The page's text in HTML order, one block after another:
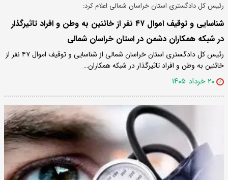
رئیس کل دادگستری استان خراسان شمالی اعلام کرد:
شناسایی و توقیف اموال ۴۷ نفر از خائنین به وطن و افراد تاثیرگذار
در شبکه همکاران دشمن در استان خراسان شمالی
رئیس کل دادگستری استان خراسان شمالی از شناسایی و توقیف اموال ۴۷ نفر از
خائنین به وطن و افراد تاثیرگذار در شبکه همکاران…
۲۰ خرداد ۱۴۰۵